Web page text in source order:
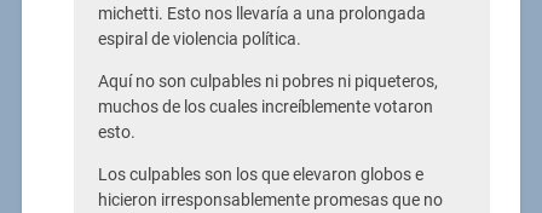
michetti. Esto nos llevaría a una prolongada
espiral de violencia política.
Aquí no son culpables ni pobres ni piqueteros,
muchos de los cuales increíblemente votaron
esto.
Los culpables son los que elevaron globos e
hicieron irresponsablemente promesas que no